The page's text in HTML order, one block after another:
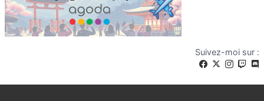
Suivez-moi sur :